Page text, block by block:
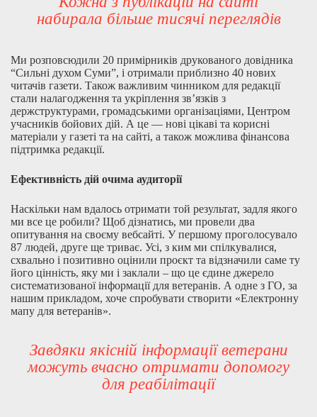
набирала більше тисячі переглядів
Ми розповсюдили 20 примірників друкованого довідника
“Сильні духом Суми”, і отримали приблизно 40 нових
читачів газети. Також важливим чинником для редакції
стали налагодження та укріплення зв’язків з
держструктурами, громадськими організаціями, Центром
учасників бойових дій. А це — нові цікаві та корисні
матеріали у газеті та на сайті, а також можлива фінансова
підтримка редакції.
Ефективність дій очима аудиторії
Наскільки нам вдалось отримати той результат, задля якого
ми все це робили? Щоб дізнатись, ми провели два
опитування на своєму вебсайті. У першому проголосувало
87 людей, друге ще триває. Усі, з ким ми спілкувалися,
схвально і позитивно оцінили проєкт та відзначили саме ту
його цінність, яку ми і заклали – що це єдине джерело
систематизованої інформації для ветеранів. А одне з ГО, за
нашим прикладом, хоче спробувати створити «Електронну
мапу для ветеранів».
Завдяки якісній інформації ветерани
можуть вчасно отримати допомогу
для реабілітації